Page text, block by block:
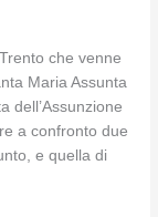
che venne
Maria Assunta
dell’Assunzione
a confronto due
e quella di